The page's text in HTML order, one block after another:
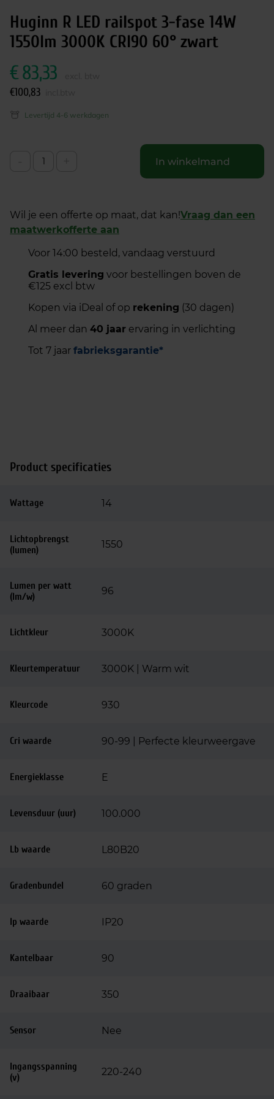
Huginn R LED railspot 3-fase 14W
1550lm 3000K CRI90 60° zwart
€83,33
€100,83
Levertijd 4-6 werkdagen
In winkelmand
Wil je een offerte op maat, dat kan!Vraag dan een
maatwerkofferte aan
Voor 14:00 besteld, vandaag verstuurd
Gratis levering voor bestellingen boven de
€125 excl btw
Kopen via iDeal of op rekening (30 dagen)
Al meer dan 40 jaar ervaring in verlichting
Tot 7 jaar fabrieksgarantie*
Product specificaties
Wattage 14
Lichtopbrengst
(lumen)
1550
Lumen per watt
(lm/w)
96
Lichtkleur 3000K
Kleurtemperatuur 3000K | Warm wit
Kleurcode 930
Cri waarde 90-99 | Perfecte kleurweergave
Energieklasse E
Levensduur (uur) 100.000
Lb waarde L80B20
Gradenbundel 60 graden
Ip waarde IP20
Kantelbaar 90
Draaibaar 350
Sensor Nee
Ingangsspanning
(v)
220-240